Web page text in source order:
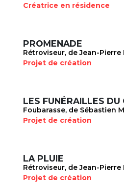
Créatrice en résidence
PROMENADE
Rétroviseur, de Jean-Pierre
Projet de création
Foubarasse, de Sébastien
Projet de création
LA PLUIE
Rétroviseur, de Jean-Pierre
Projet de création